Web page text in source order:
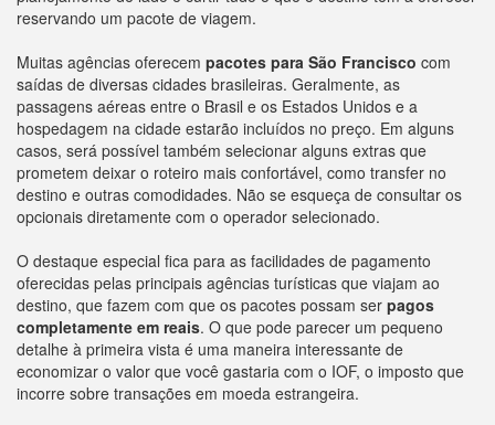
reservando um pacote de viagem.
Muitas agências oferecem pacotes para São Francisco com
saídas de diversas cidades brasileiras. Geralmente, as
passagens aéreas entre o Brasil e os Estados Unidos e a
hospedagem na cidade estarão incluídos no preço. Em alguns
casos, será possível também selecionar alguns extras que
prometem deixar o roteiro mais confortável, como transfer no
destino e outras comodidades. Não se esqueça de consultar os
opcionais diretamente com o operador selecionado.
O destaque especial fica para as facilidades de pagamento
oferecidas pelas principais agências turísticas que viajam ao
destino, que fazem com que os pacotes possam ser pagos
completamente em reais. O que pode parecer um pequeno
detalhe à primeira vista é uma maneira interessante de
economizar o valor que você gastaria com o IOF, o imposto que
incorre sobre transações em moeda estrangeira.